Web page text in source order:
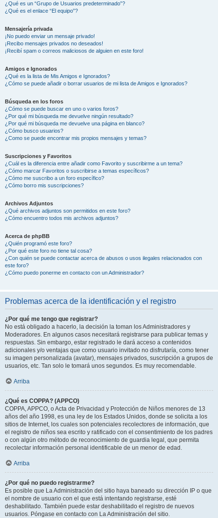
¿Qué es un “Grupo de Usuarios predeterminado”?
¿Qué es el enlace “El equipo”?
Mensajería privada
¡No puedo enviar un mensaje privado!
¡Recibo mensajes privados no deseados!
¡Recibí spam o correos maliciosos de alguien en este foro!
Amigos e Ignorados
¿Qué es la lista de Mis Amigos e Ignorados?
¿Cómo se puede añadir o borrar usuarios de mi lista de Amigos e Ignorados?
Búsqueda en los foros
¿Cómo se puede buscar en uno o varios foros?
¿Por qué mi búsqueda me devuelve ningún resultado?
¿Por qué mi búsqueda me devuelve una página en blanco?
¿Cómo busco usuarios?
¿Como se puede encontrar mis propios mensajes y temas?
Suscripciones y Favoritos
¿Cuál es la diferencia entre añadir como Favorito y suscribirme a un tema?
¿Cómo marcar Favoritos o suscribirse a temas específicos?
¿Cómo me suscribo a un foro específico?
¿Cómo borro mis suscripciones?
Archivos Adjuntos
¿Qué archivos adjuntos son permitidos en este foro?
¿Cómo encuentro todos mis archivos adjuntos?
Acerca de phpBB
¿Quién programó este foro?
¿Por qué este foro no tiene tal cosa?
¿Con quién se puede contactar acerca de abusos o usos ilegales relacionados con
este foro?
¿Cómo puedo ponerme en contacto con un Administrador?
Problemas acerca de la identificación y el registro
¿Por qué me tengo que registrar?
No está obligado a hacerlo, la decisión la toman los Administradores y
Moderadores. En algunos casos necesitará registrarse para publicar temas y
respuestas. Sin embargo, estar registrado le dará acceso a contenidos
adicionales y/o ventajas que como usuario invitado no disfrutaría, como tener
su imagen personalizada (avatar), mensajes privados, suscripción a grupos de
usuarios, etc. Tan solo le tomará unos segundos. Es muy recomendable.
Arriba
¿Qué es COPPA? (APPCO)
COPPA, APPCO, o Acta de Privacidad y Protección de Niños menores de 13
años del año 1998, es una ley de los Estados Unidos, donde se solicita a los
sitios de Internet, los cuales son potenciales recolectores de información, que
el registro de niños sea escrito y ratificado con el consentimiento de los padres
o con algún otro método de reconocimiento de guardia legal, que permita
recolectar información personal identificable de un menor de edad.
Arriba
¿Por qué no puedo registrarme?
Es posible que La Administración del sitio haya baneado su dirección IP o que
el nombre de usuario con el que está intentando registrarse, esté
deshabilitado. También puede estar deshabilitado el registro de nuevos
usuarios. Póngase en contacto con La Administración del sitio.